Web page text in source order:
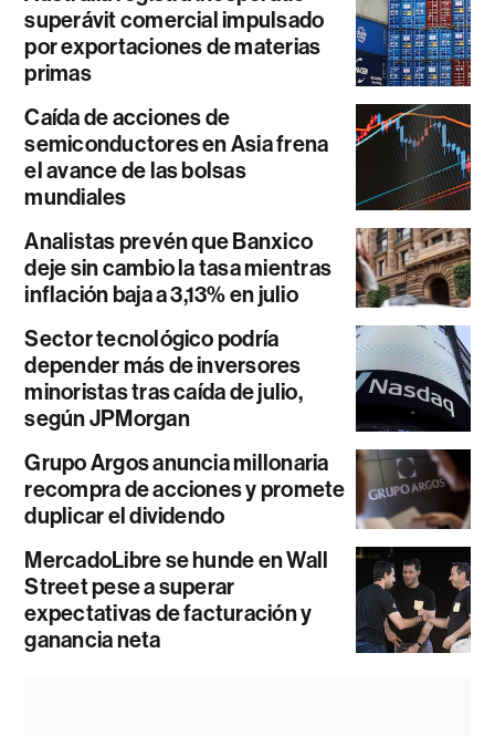
superávit comercial impulsado
por exportaciones de materias
primas
Caída de acciones de
semiconductores en Asia frena
el avance de las bolsas
mundiales
Analistas prevén que Banxico
deje sin cambio la tasa mientras
inflación baja a 3,13% en julio
Sector tecnológico podría
depender más de inversores
minoristas tras caída de julio,
según JPMorgan
Grupo Argos anuncia millonaria
recompra de acciones y promete
duplicar el dividendo
MercadoLibre se hunde en Wall
Street pese a superar
expectativas de facturación y
ganancia neta